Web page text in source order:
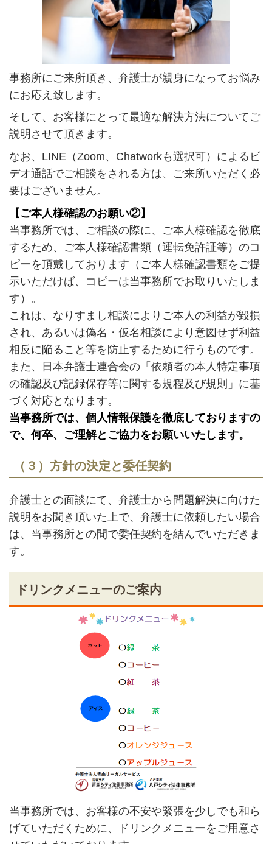
事務所にご来所頂き、弁護士が親身になってお悩み
にお応え致します。
そして、お客様にとって最適な解決方法についてご
説明させて頂きます。
なお、LINE（Zoom、Chatworkも選択可）によるビ
デオ通話でご相談をされる方は、ご来所いただく必
要はございません。
【ご本人様確認のお願い②】
当事務所では、ご相談の際に、ご本人様確認を徹底
するため、ご本人様確認書類（運転免許証等）のコ
ピーを頂戴しております（ご本人様確認書類をご提
示いただけば、コピーは当事務所でお取りいたしま
す）。
これは、なりすまし相談によりご本人の利益が毀損
され、あるいは偽名・仮名相談により意図せず利益
相反に陥ること等を防止するために行うものです。
また、日本弁護士連合会の「依頼者の本人特定事項
の確認及び記録保存等に関する規程及び規則」に基
づく対応となります。
当事務所では、個人情報保護を徹底しておりますの
で、何卒、ご理解とご協力をお願いいたします。
（３）方針の決定と委任契約
弁護士との面談にて、弁護士から問題解決に向けた
説明をお聞き頂いた上で、弁護士に依頼したい場合
は、当事務所との間で委任契約を結んでいただきま
す。
ドリンクメニューのご案内
当事務所では、お客様の不安や緊張を少しでも和ら
げていただくために、ドリンクメニューをご用意さ